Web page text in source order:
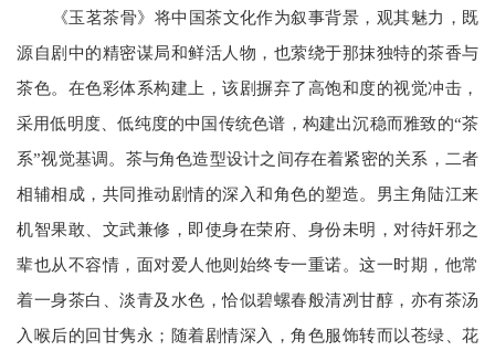
《玉茗茶骨》将中国茶文化作为叙事背景，观其魅力，既
源自剧中的精密谋局和鲜活人物，也萦绕于那抹独特的茶香与
茶色。在色彩体系构建上，该剧摒弃了高饱和度的视觉冲击，
采用低明度、低纯度的中国传统色谱，构建出沉稳而雅致的“茶
系”视觉基调。茶与角色造型设计之间存在着紧密的关系，二者
相辅相成，共同推动剧情的深入和角色的塑造。男主角陆江来
机智果敢、文武兼修，即使身在荣府、身份未明，对待奸邪之
辈也从不容情，面对爱人他则始终专一重诺。这一时期，他常
着一身茶白、淡青及水色，恰似碧螺春般清冽甘醇，亦有茶汤
入喉后的回甘隽永；随着剧情深入，角色服饰转而以苍绿、花